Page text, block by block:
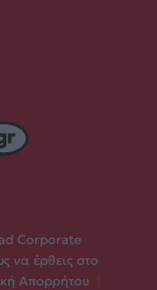
Corporate
να έρθεις στο
Απορρήτου